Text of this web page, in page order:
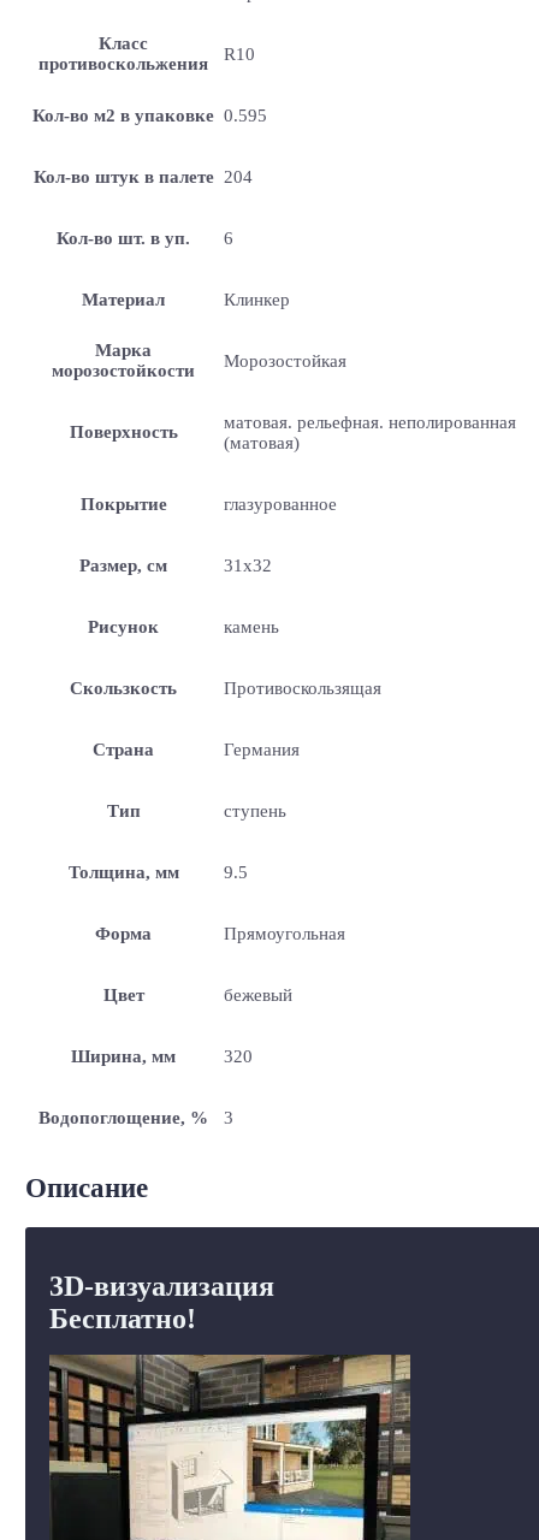
Класс
противоскольжения
R10
Кол-во м2 в упаковке 0.595
Кол-во штук в палете 204
Кол-во шт. в уп. 6
Материал Клинкер
Марка
морозостойкости
Морозостойкая
Поверхность
матовая. рельефная. неполированная
(матовая)
Покрытие глазурованное
Размер, см 31х32
Рисунок камень
Скользкость Противоскользящая
Страна Германия
Тип ступень
Толщина, мм 9.5
Форма Прямоугольная
Цвет бежевый
Ширина, мм 320
Водопоглощение, % 3
Описание
3D-визуализация
Бесплатно!